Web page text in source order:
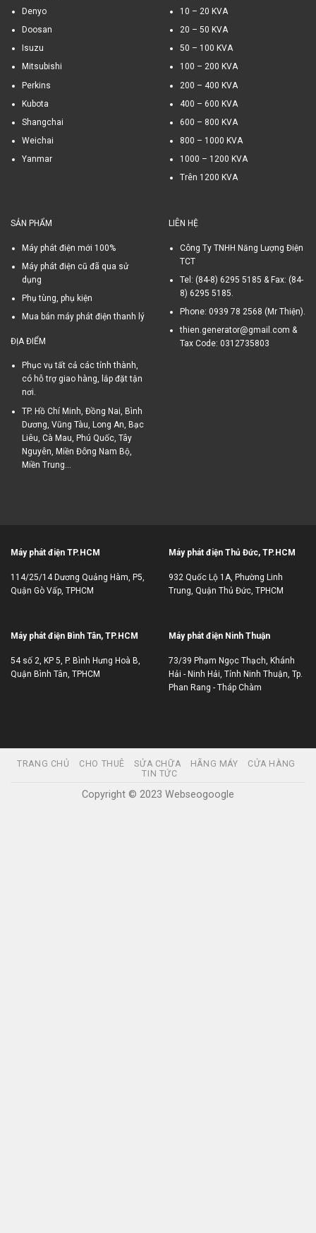
Denyo
Doosan
Isuzu
Mitsubishi
Perkins
Kubota
Shangchai
Weichai
Yanmar
10 – 20 KVA
20 – 50 KVA
50 – 100 KVA
100 – 200 KVA
200 – 400 KVA
400 – 600 KVA
600 – 800 KVA
800 – 1000 KVA
1000 – 1200 KVA
Trên 1200 KVA
SẢN PHẨM
Máy phát điện mới 100%
Máy phát điện cũ đã qua sử
dụng
Phụ tùng, phụ kiện
Mua bán máy phát điện thanh lý
ĐỊA ĐIỂM
Phục vụ tất cả các tỉnh thành,
có hỗ trợ giao hàng, lắp đặt tận
nơi.
TP. Hồ Chí Minh, Đồng Nai, Bình
Dương, Vũng Tàu, Long An, Bạc
Liêu, Cà Mau, Phú Quốc, Tây
Nguyên, Miền Đông Nam Bộ,
Miền Trung...
LIÊN HỆ
Công Ty TNHH Năng Lượng Điện
TCT
Tel: (84-8) 6295 5185 & Fax: (84-
8) 6295 5185.
Phone: 0939 78 2568 (Mr Thiện).
thien.generator@gmail.com &
Tax Code: 0312735803
Máy phát điện TP.HCM
114/25/14 Dương Quảng Hàm, P5,
Quận Gò Vấp, TPHCM
Máy phát điện Thủ Đức, TP.HCM
932 Quốc Lộ 1A, Phường Linh
Trung, Quận Thủ Đức, TPHCM
Máy phát điện Bình Tân, TP.HCM
54 số 2, KP 5, P. Bình Hưng Hoà B,
Quận Bình Tân, TPHCM
Máy phát điện Ninh Thuận
73/39 Phạm Ngọc Thạch, Khánh
Hải - Ninh Hải, Tỉnh Ninh Thuận, Tp.
Phan Rang - Tháp Chàm
TRANG CHỦ CHO THUÊ SỬA CHỮA HÃNG MÁY
CỬA HÀNG
TIN TỨC
Copyright © 2023 Webseogoogle